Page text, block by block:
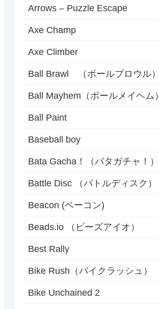
Arrows – Puzzle Escape
Axe Champ
Axe Climber
Ball Brawl （ボールブロウル）
Ball Mayhem（ボールメイヘム）
Ball Paint
Baseball boy
Bata Gacha！（バタガチャ！）
Battle Disc （バトルディスク）
Beacon (ベーコン)
Beads.io （ビーズアイオ）
Best Rally
Bike Rush（バイクラッシュ）
Bike Unchained 2